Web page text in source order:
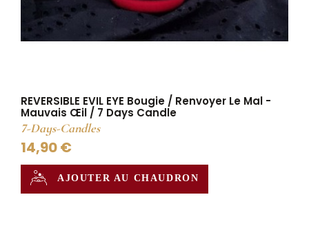
REVERSIBLE EVIL EYE Bougie / Renvoyer Le Mal -
Mauvais Œil / 7 Days Candle
7-Days-Candles
14,90 €
AJOUTER AU CHAUDRON